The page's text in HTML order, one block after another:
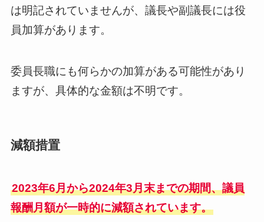
は明記されていませんが、議長や副議長には役
員加算があります。
委員長職にも何らかの加算がある可能性があり
ますが、具体的な金額は不明です。
減額措置
2023年6月から2024年3月末までの期間、議員
報酬月額が一時的に減額されています。